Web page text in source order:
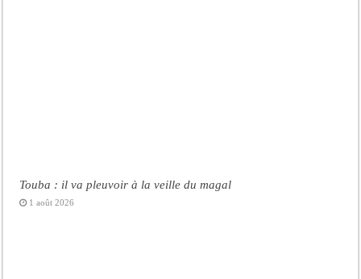
Touba : il va pleuvoir à la veille du magal
1 août 2026